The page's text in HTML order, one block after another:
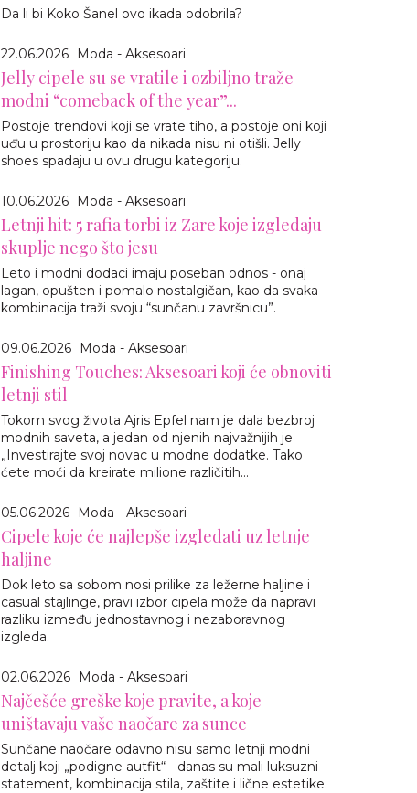
Da li bi Koko Šanel ovo ikada odobrila?
22.06.2026 Moda - Aksesoari
Jelly cipele su se vratile i ozbiljno traže
modni “comeback of the year”...
Postoje trendovi koji se vrate tiho, a postoje oni koji
uđu u prostoriju kao da nikada nisu ni otišli. Jelly
shoes spadaju u ovu drugu kategoriju.
10.06.2026 Moda - Aksesoari
Letnji hit: 5 rafia torbi iz Zare koje izgledaju
skuplje nego što jesu
Leto i modni dodaci imaju poseban odnos - onaj
lagan, opušten i pomalo nostalgičan, kao da svaka
kombinacija traži svoju “sunčanu završnicu”.
09.06.2026 Moda - Aksesoari
Finishing Touches: Aksesoari koji će obnoviti
letnji stil
Tokom svog života Ajris Epfel nam je dala bezbroj
modnih saveta, a jedan od njenih najvažnijih je
„Investirajte svoj novac u modne dodatke. Tako
ćete moći da kreirate milione različitih...
05.06.2026 Moda - Aksesoari
Cipele koje će najlepše izgledati uz letnje
haljine
Dok leto sa sobom nosi prilike za ležerne haljine i
casual stajlinge, pravi izbor cipela može da napravi
razliku između jednostavnog i nezaboravnog
izgleda.
02.06.2026 Moda - Aksesoari
Najčešće greške koje pravite, a koje
uništavaju vaše naočare za sunce
Sunčane naočare odavno nisu samo letnji modni
detalj koji „podigne autfit“ - danas su mali luksuzni
statement, kombinacija stila, zaštite i lične estetike.